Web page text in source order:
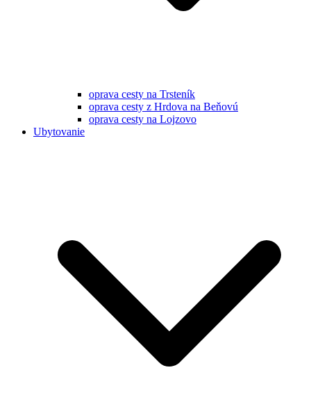
oprava cesty na Trsteník
oprava cesty z Hrdova na Beňovú
oprava cesty na Lojzovo
Ubytovanie